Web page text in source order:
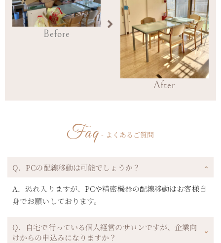
Before
After
Faq - よくあるご質問
Q．PCの配線移動は可能でしょうか？
A．恐れ入りますが、PCや精密機器の配線移動はお客様自
身でお願いしております。
Q．自宅で行っている個人経営のサロンですが、企業向
けからの申込みになりますか？